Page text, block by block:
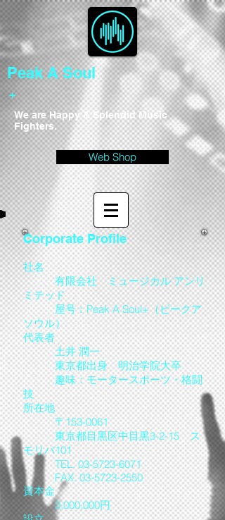
Peak A Soul
＋
We are Happy & Splendid Music
Fighters.
Web Shop
Corporate Profile
社名
有限会社 ミュージカル アンリ
ミテッド
屋号：Peak A Soul+（ピークア
ソウル）
代表者
土井 潤一
東京都出身 明治学院大卒
趣味：モータースポーツ・格闘
技
所在地
〒153-0061
東京都目黒区中目黒3-2-15 ス
モリバ101
TEL. 03-5723-6071
FAX. 03-5723-2550
資本金
3,000,000円